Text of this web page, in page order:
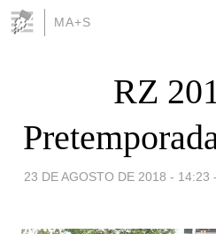
MA+S
RZ
23 DE AGOSTO DE 2018 - 14:23 -